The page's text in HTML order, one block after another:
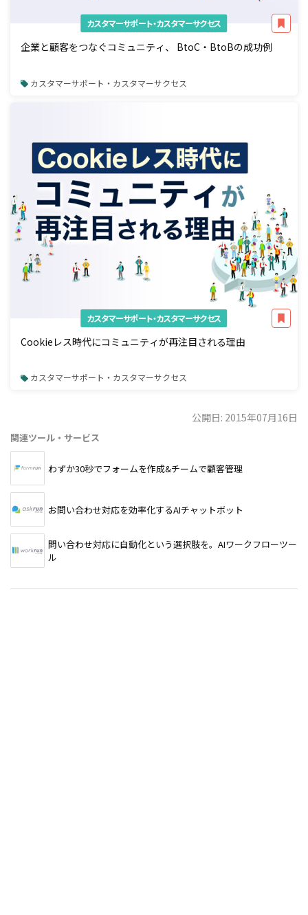
カスタマーサポート・カスタマーサクセス
企業と顧客をつなぐコミュニティ、 BtoC・BtoBの成功例
カスタマーサポート・カスタマーサクセス
カスタマーサポート・カスタマーサクセス
Cookieレス時代にコミュニティが再注目される理由
カスタマーサポート・カスタマーサクセス
公開日: 2015年07月16日
関連ツール・サービス
わずか30秒でフォームを作成&チームで顧客管理
お問い合わせ対応を効率化するAIチャットボット
問い合わせ対応に自動化という選択肢を。AIワークフローツー
ル